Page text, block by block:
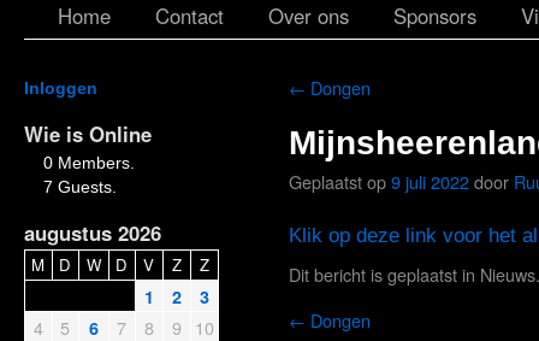
Home Contact Over ons Sponsors
Inloggen
Wie is Online
0 Members.
7 Guests.
augustus 2026
M D W D V Z Z
1 2 3
4 5 6 7 8 9
10
← Dongen
Geplaatst op9 juli 2022door
Klik op deze link voor het
Dit bericht is geplaatst in Nieuws
← Dongen